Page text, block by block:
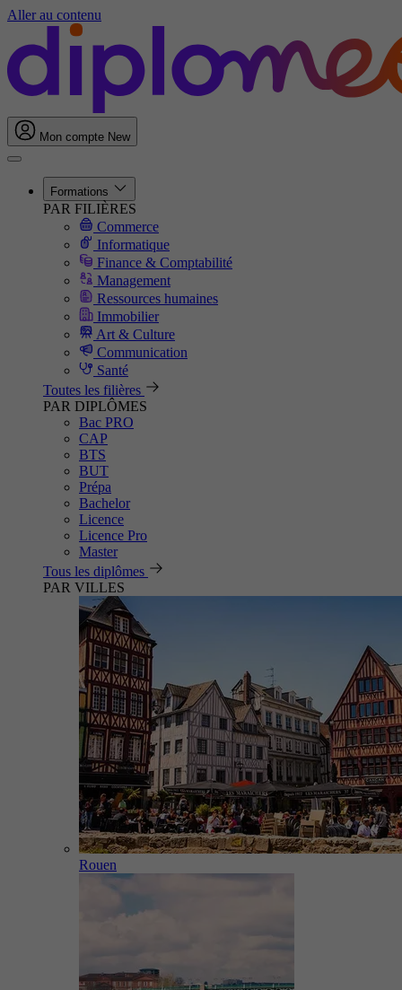
Aller au contenu
Mon compte New
Formations
PAR FILIÈRES
Commerce
Informatique
Finance & Comptabilité
Management
Ressources humaines
Immobilier
Art & Culture
Communication
Santé
Toutes les filières
PAR DIPLÔMES
Bac PRO
CAP
BTS
BUT
Prépa
Bachelor
Licence
Licence Pro
Master
Tous les diplômes
PAR VILLES
Rouen